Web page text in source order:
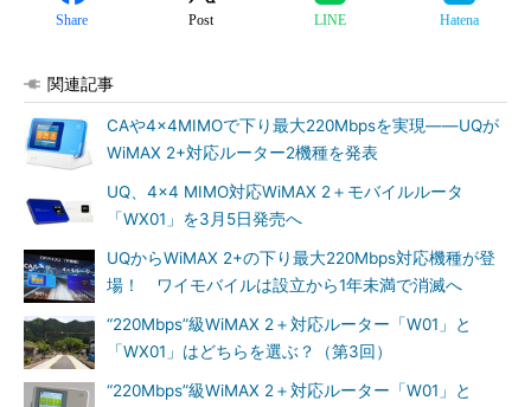
Share Post LINE Hatena
関連記事
CAや4×4MIMOで下り最大220Mbpsを実現――UQが
WiMAX 2+対応ルーター2機種を発表
UQ、4×4 MIMO対応WiMAX 2＋モバイルルータ
「WX01」を3月5日発売へ
UQからWiMAX 2+の下り最大220Mbps対応機種が登
場！ ワイモバイルは設立から1年未満で消滅へ
“220Mbps”級WiMAX 2＋対応ルーター「W01」と
「WX01」はどちらを選ぶ？（第3回）
“220Mbps”級WiMAX 2＋対応ルーター「W01」と